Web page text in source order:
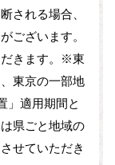
される場合、
ございます。
だきます。※東
東京の一部地
」適用期間と
県ごと地域の
せていただき